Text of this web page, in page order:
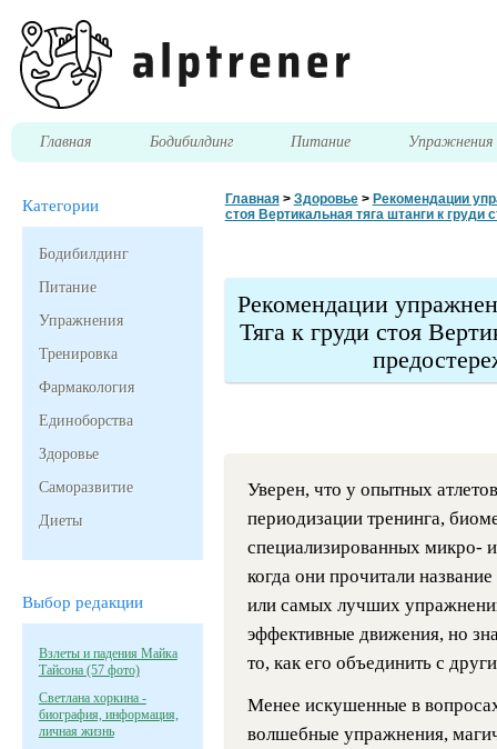
Главная Бодибилдинг Питание Упражнения
Категории
Бодибилдинг
Питание
Упражнения
Тренировка
Фармакология
Единоборства
Здоровье
Саморазвитие
Диеты
Выбор редакции
Взлеты и падения Майка
Тайсона (57 фото)
Светлана хоркина -
биография, информация,
личная жизнь
Главная> Здоровье> Рекомендации
стоя Вертикальная тяга штанги к
Рекомендации
Тяга к груди стоя
Уверен, что у опытных
периодизации тренинга,
специализированных микро-
когда они прочитали
или самых лучших
эффективные движения, но
то, как его объединить с
Менее искушенные в
волшебные упражнения,